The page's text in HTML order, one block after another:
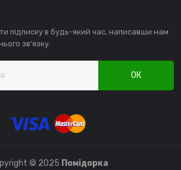
підписку в будь-який час, написавши нам
зв'язку.
ОК
© 2025 Помідорка